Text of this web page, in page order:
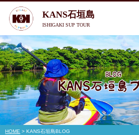
KANS石垣島
ISHIGAKI SUP TOUR
HOME > KANS石垣島BLOG